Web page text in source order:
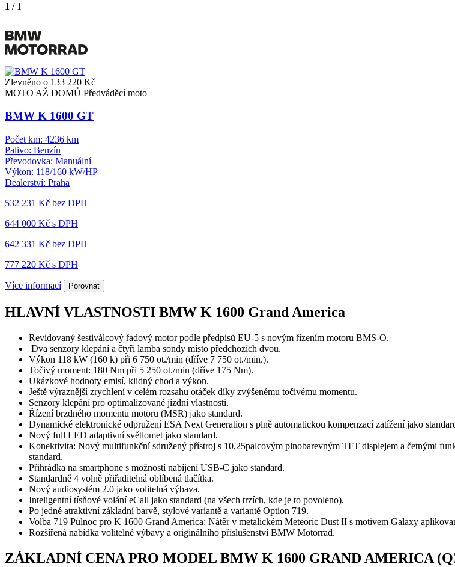
1 / 1
Zlevněno o 133 220 Kč
MOTO AŽ DOMŮ Předváděcí moto
BMW K 1600 GT
Počet km: 4236 km
Palivo: Benzín
Převodovka: Manuální
Výkon: 118/160 kW/HP
Dealerství: Praha
532 231 Kč bez DPH
644 000 Kč s DPH
642 331 Kč bez DPH
777 220 Kč s DPH
Více informací Porovnat
HLAVNÍ VLASTNOSTI BMW K 1600 Grand America
Revidovaný šestiválcový řadový motor podle předpisů EU-5 s novým řízením motoru BMS-O.
Dva senzory klepání a čtyři lamba sondy místo předchozích dvou.
Výkon 118 kW (160 k) při 6 750 ot./min (dříve 7 750 ot./min.).
Točivý moment: 180 Nm při 5 250 ot./min (dříve 175 Nm).
Ukázkové hodnoty emisí, klidný chod a výkon.
Ještě výraznější zrychlení v celém rozsahu otáček díky zvýšenému točivému momentu.
Senzory klepání pro optimalizované jízdní vlastnosti.
Řízení brzdného momentu motoru (MSR) jako standard.
Dynamické elektronické odpružení ESA Next Generation s plně automatickou kompenzací zatížení jako
Nový full LED adaptivní světlomet jako standard.
Konektivita: Nový multifunkční sdružený přístroj s 10,25palcovým plnobarevným TFT displejem a četnými
standard.
Přihrádka na smartphone s možností nabíjení USB-C jako standard.
Standardně 4 volně přiřaditelná oblíbená tlačítka.
Nový audiosystém 2.0 jako volitelná výbava.
Inteligentní tísňové volání eCall jako standard (na všech trzích, kde je to povoleno).
Po jedné atraktivní základní barvě, stylové variantě a variantě Option 719.
Volba 719 Půlnoc pro K 1600 Grand America: Nátěr v metalickém Meteoric Dust II s motivem Galaxy
Rozšířená nabídka volitelné výbavy a originálního příslušenství BMW Motorrad.
ZÁKLADNÍ CENA PRO MODEL BMW K 1600 GRAND AMERICA